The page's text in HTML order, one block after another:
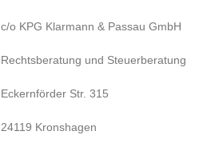
c/o KPG Klarmann & Passau GmbH
Rechtsberatung und Steuerberatung
Eckernförder Str. 315
24119 Kronshagen